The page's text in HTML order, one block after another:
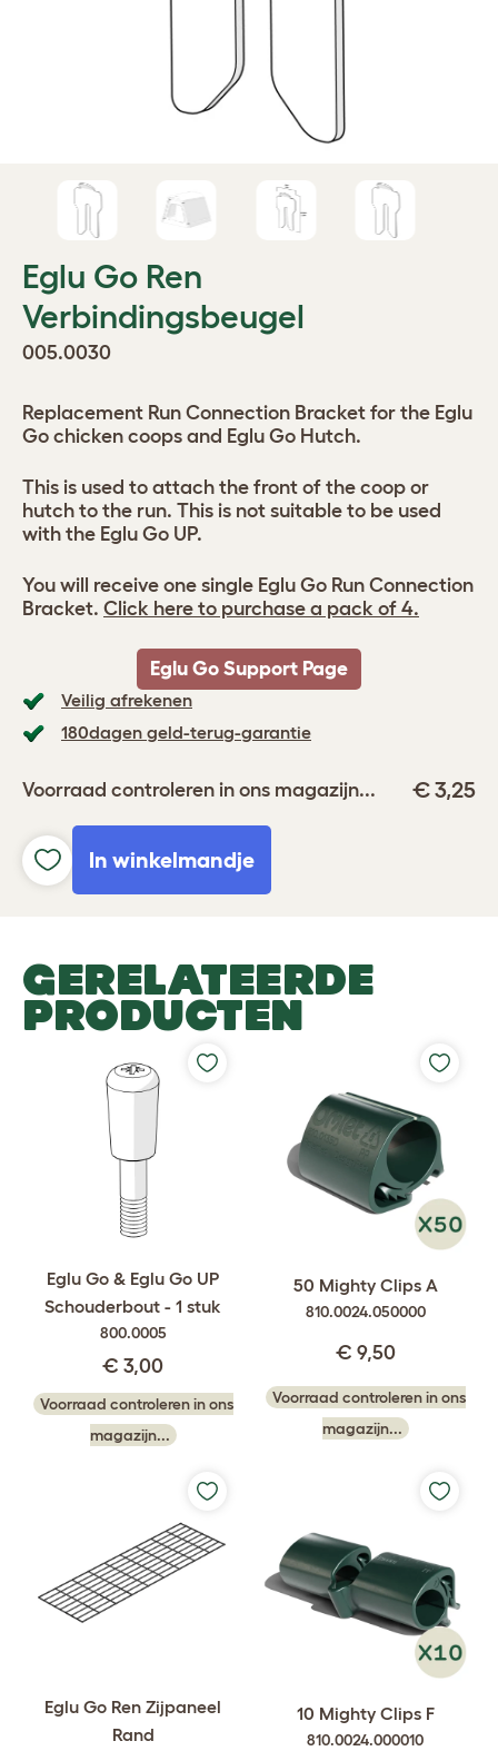
Eglu Go Ren
Verbindingsbeugel
005.0030
Veilig afrekenen
180dagen geld-terug-garantie
Voorraad controleren in ons magazijn... € 3,25
In winkelmandje
Replacement Run Connection Bracket for the Eglu
Go chicken coops and Eglu Go Hutch.
This is used to attach the front of the coop or
hutch to the run. This is not suitable to be used
with the Eglu Go UP.
You will receive one single Eglu Go Run Connection
Bracket. Click here to purchase a pack of 4.
Eglu Go Support Page
GERELATEERDE
PRODUCTEN
Eglu Go & Eglu Go UP
Schouderbout - 1 stuk
800.0005
€ 3,00
Voorraad controleren in ons
magazijn...
50 Mighty Clips A
810.0024.050000
€ 9,50
Voorraad controleren in ons
magazijn...
Eglu Go Ren Zijpaneel
Rand
10 Mighty Clips F
810.0024.000010